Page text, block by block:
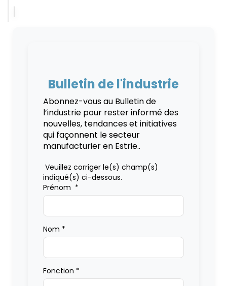
Bulletin de l'industrie
Abonnez-vous au Bulletin de
l’industrie pour rester informé des
nouvelles, tendances et initiatives
qui façonnent le secteur
manufacturier en Estrie..
Veuillez corriger le(s) champ(s)
indiqué(s) ci-dessous.
Prénom *
Nom *
Fonction *